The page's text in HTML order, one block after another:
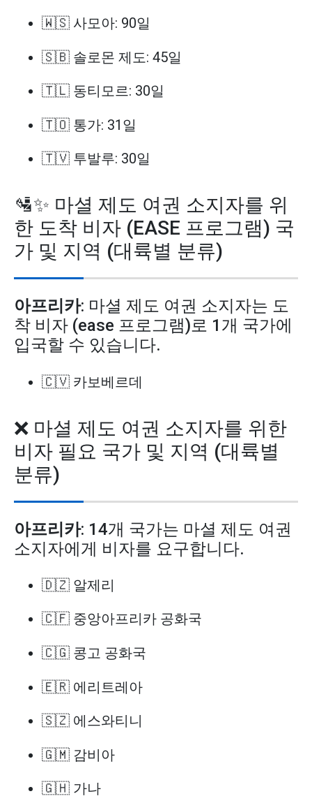
🇼🇸 사모아: 90일
🇸🇧 솔로몬 제도: 45일
🇹🇱 동티모르: 30일
🇹🇴 통가: 31일
🇹🇻 투발루: 30일
🛂✨ 마셜 제도 여권 소지자를 위
한 도착 비자 (EASE 프로그램) 국
가 및 지역 (대륙별 분류)
아프리카: 마셜 제도 여권 소지자는 도
착 비자 (ease 프로그램)로 1개 국가에
입국할 수 있습니다.
🇨🇻 카보베르데
❌ 마셜 제도 여권 소지자를 위한
비자 필요 국가 및 지역 (대륙별
분류)
아프리카: 14개 국가는 마셜 제도 여권
소지자에게 비자를 요구합니다.
🇩🇿 알제리
🇨🇫 중앙아프리카 공화국
🇨🇬 콩고 공화국
🇪🇷 에리트레아
🇸🇿 에스와티니
🇬🇲 감비아
🇬🇭 가나